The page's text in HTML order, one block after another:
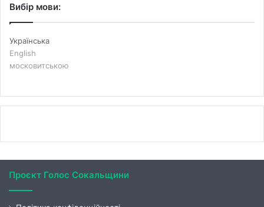
Вибір мови:
Українська
English
московитською
Проєкт Голос Сокальщини